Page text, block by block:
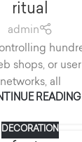
ritual
admin
shops, or
networks, all
READING
DECORATION